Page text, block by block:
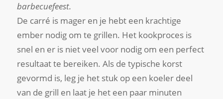
barbecuefeest.
De carré is mager en je hebt een krachtige
ember nodig om te grillen. Het kookproces is
snel en er is niet veel voor nodig om een ​​perfect
resultaat te bereiken. Als de typische korst
gevormd is, leg je het stuk op een koeler deel
van de grill en laat je het een paar minuten